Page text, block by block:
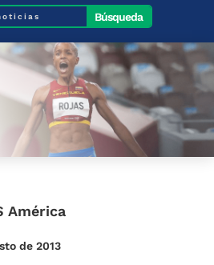
América
de 2013